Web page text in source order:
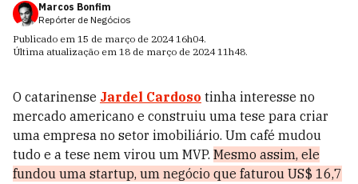
Marcos Bonfim
Repórter de Negócios
Publicado em 15 de março de 2024 16h04.
Última atualização em 18 de março de 2024 11h48.
O catarinense Jardel Cardoso tinha interesse no
mercado americano e construiu uma tese para criar
uma empresa no setor imobiliário. Um café mudou
tudo e a tese nem virou um MVP. Mesmo assim, ele
fundou uma startup, um negócio que faturou US$ 16,7